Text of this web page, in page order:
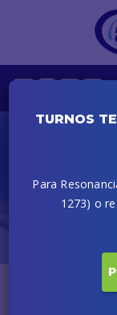
TURNOS
Para
1273) o